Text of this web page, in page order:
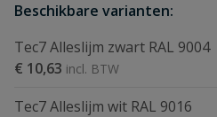
Beschikbare varianten:
Tec7 Alleslijm zwart RAL 9004
€ 10,63
Tec7 Alleslijm wit RAL 9016